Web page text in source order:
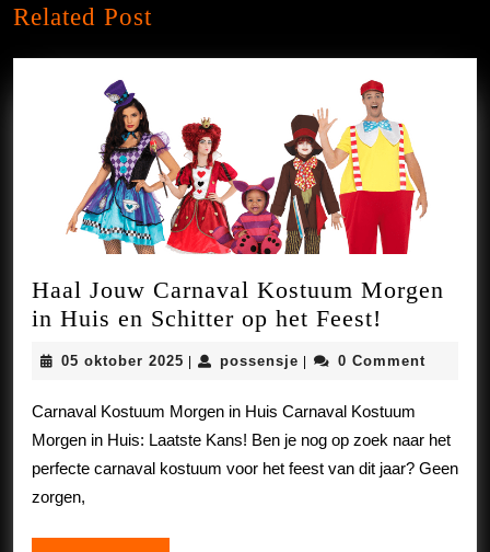
post:
Related Post
Haal Jouw Carnaval Kostuum Morgen
in Huis en Schitter op het Feest!
Carnaval
Kostuum
Morgen
in
05 oktober 2025 05
possensje possensje
0 Comment
Carnaval Kostuum Morgen in Huis Carnaval Kostuum
Morgen in Huis: Laatste Kans! Ben je nog op zoek naar het
perfecte carnaval kostuum voor het feest van dit jaar? Geen
zorgen,